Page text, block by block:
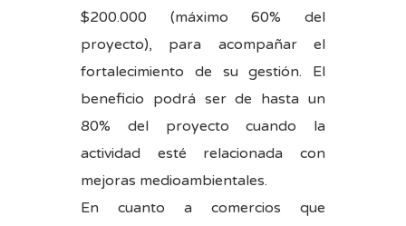
$200.000 (máximo 60% del
proyecto), para acompañar el
fortalecimiento de su gestión. El
beneficio podrá ser de hasta un
80% del proyecto cuando la
actividad esté relacionada con
mejoras medioambientales.
En cuanto a comercios que